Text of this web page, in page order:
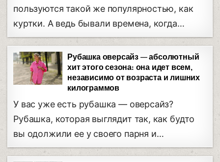
пользуются такой же популярностью, как
куртки. А ведь бывали времена, когда…
Рубашка оверсайз — абсолютный
хит этого сезона: она идет всем,
независимо от возраста и лишних
килограммов
У вас уже есть рубашка — оверсайз?
Рубашка, которая выглядит так, как будто
вы одолжили ее у своего парня и…